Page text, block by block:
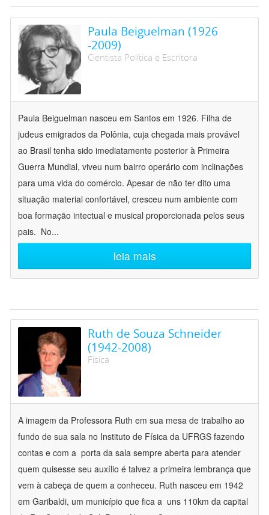
Paula Beiguelman (1926
-2009)
Cientista Política e Escritora
Paula Beiguelman nasceu em Santos em 1926. Filha de
judeus emigrados da Polônia, cuja chegada mais provável
ao Brasil tenha sido imediatamente posterior à Primeira
Guerra Mundial, viveu num bairro operário com inclinações
para uma vida do comércio. Apesar de não ter dito uma
situação material confortável, cresceu num ambiente com
boa formação intectual e musical proporcionada pelos seus
pais. No...
leia mais
Ruth de Souza Schneider
(1942-2008)
Física
A imagem da Professora Ruth em sua mesa de trabalho ao
fundo de sua sala no Instituto de Física da UFRGS fazendo
contas e com a porta da sala sempre aberta para atender
quem quisesse seu auxílio é talvez a primeira lembrança que
vem à cabeça de quem a conheceu. Ruth nasceu em 1942
em Garibaldi, um município que fica a uns 110km da capital